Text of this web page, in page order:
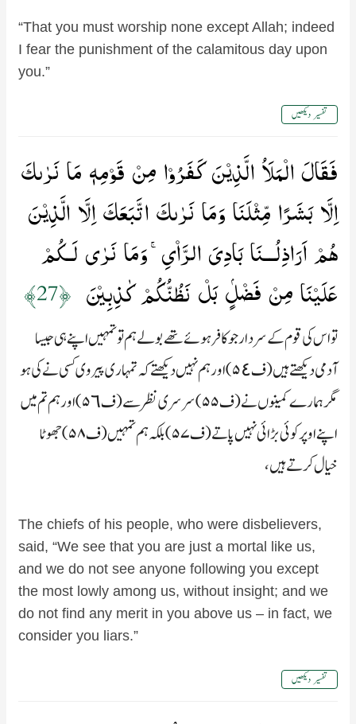
“That you must worship none except Allah; indeed
I fear the punishment of the calamitous day upon
you.”
تفسیر دیکھیں
فَقَالَ الۡمَلَاُ الَّذِيۡنَ كَفَرُوۡا مِنۡ قَوۡمِهٖ مَا نَرٰٮكَ
اِلَّا بَشَرًا مِّثۡلَنَا وَمَا نَرٰٮكَ اتَّبَعَكَ اِلَّا الَّذِيۡنَ
هُمۡ اَرَاذِلُــنَا بَادِىَ الرَّاۡىِ​ۚ وَمَا نَرٰى لَـكُمۡ
عَلَيۡنَا مِنۡ فَضۡلٍۢ بَلۡ نَظُنُّكُمۡ كٰذِبِيۡنَ‏ ﴿27﴾
تو اس کی قوم کے سردار جو کافر ہوئے تھے بولے ہم تو تمہیں اپنے ہی جیسا
آدمی دیکھتے ہیں (ف۵٤) اور ہم نہیں دیکھتے کہ تمہاری پیروی کسی نے کی ہو
مگر ہمارے کمینوں نے (ف۵۵) سرسری نظر سے (ف۵٦) اور ہم تم میں
اپنے اوپر کوئی بڑائی نہیں پاتے (ف۵۷) بلکہ ہم تمہیں (ف۵۸) جھوٹا
خیال کرتے ہیں،
The chiefs of his people, who were disbelievers,
said, “We see that you are just a mortal like us,
and we do not see anyone following you except
the most lowly among us, without insight; and we
do not find any merit in you above us – in fact, we
consider you liars.”
تفسیر دیکھیں